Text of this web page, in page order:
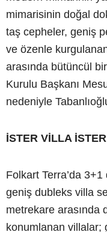
mimarisinin doğal
taş cepheler, geniş
ve özenle
arasında bütüncül
Kurulu Başkanı
nedeniyle
İSTER VİLLA
Folkart Terra’da
geniş dubleks villa
metrekare arasında
konumlanan villalar;